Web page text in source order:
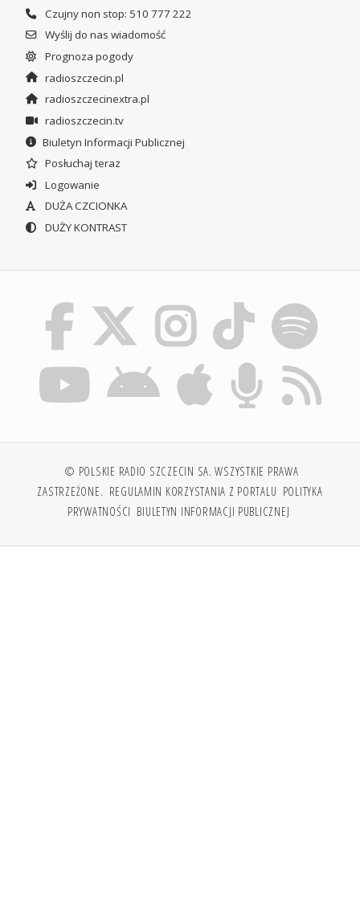
Czujny non stop: 510 777 222
Wyślij do nas wiadomość
Prognoza pogody
radioszczecin.pl
radioszczecinextra.pl
radioszczecin.tv
Biuletyn Informacji Publicznej
Posłuchaj teraz
Logowanie
DUŻA CZCIONKA
DUŻY KONTRAST
© POLSKIE RADIO SZCZECIN SA. WSZYSTKIE PRAWA
ZASTRZEŻONE. REGULAMIN KORZYSTANIA Z PORTALU POLITYKA
PRYWATNOŚCI BIULETYN INFORMACJI PUBLICZNEJ